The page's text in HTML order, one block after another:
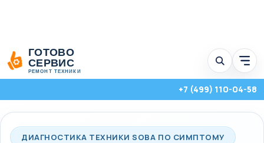
Перейти
содержимому
ГОТОВО
СЕРВИС
РЕМОНТ ТЕХНИКИ
+7 (499) 110-04-58
ДИАГНОСТИКА ТЕХНИКИ SOBA ПО СИМПТОМУ